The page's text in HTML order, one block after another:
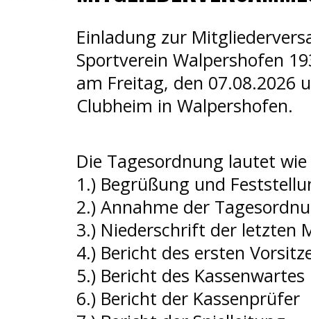
Einladung zur
Sportverein Walpershofen
am Freitag, den 07.08.2026
Clubheim in Walpershofen.
Die Tagesordnung lautet
1.) Begrüßung und
2.) Annahme der
3.) Niederschrift der letzten
4.) Bericht des ersten
5.) Bericht des Kassenwartes
6.) Bericht der Kassenprüfer